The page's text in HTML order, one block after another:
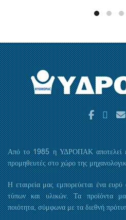
Από το 1985 η ΥΔΡΟΠΑΚ αποτελεί
προμηθευτές στο χώρο της
Η εταιρεία μας εμπορεύεται ένα
τύπων και υλικών. Τα προϊόντα
ποιότητα, σύμφωνα με τα διεθνή